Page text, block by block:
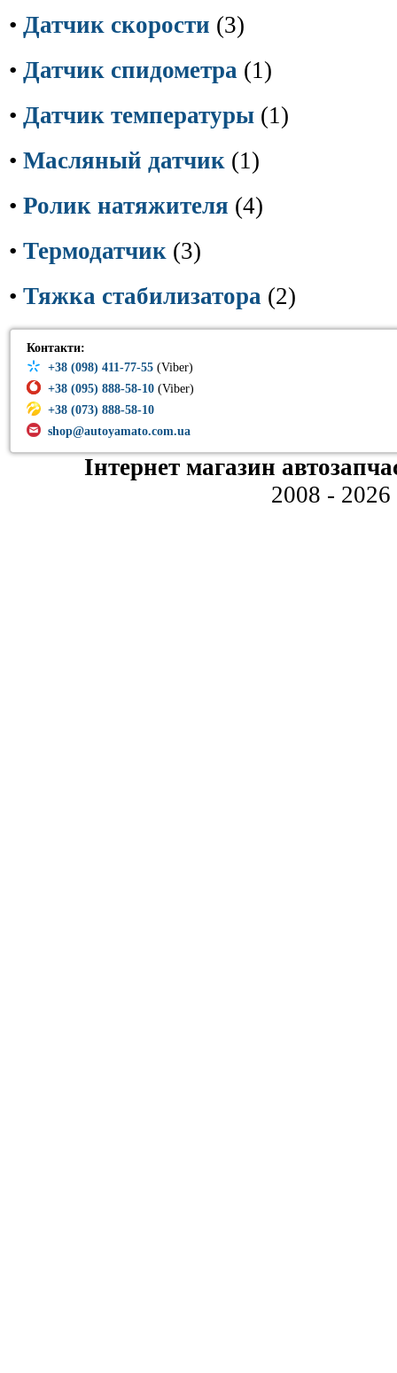
• Датчик скорости (3)
• Датчик спидометра (1)
• Датчик температуры (1)
• Масляный датчик (1)
• Ролик натяжителя (4)
• Термодатчик (3)
• Тяжка стабилизатора (2)
Контакти:
+38 (098) 411-77-55 (Viber)
+38 (095) 888-58-10 (Viber)
+38 (073) 888-58-10
shop@autoyamato.com.ua
Інтернет магазин
2008 - 2026